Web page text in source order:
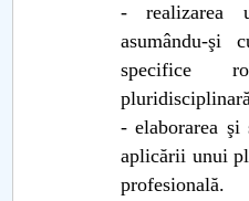
- realizarea
asumându-şi
specifice
- elaborarea şi
aplicării unui
profesională.